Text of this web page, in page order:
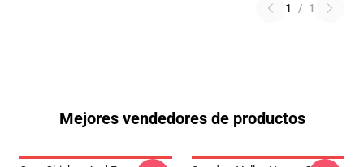
1 / 1
Mejores vendedores de productos